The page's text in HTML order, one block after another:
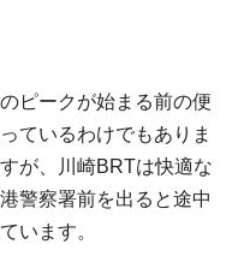
ピークが始まる前の便
ているわけでもありま
が、川崎BRTは快適な
警察署前を出ると途中
います。